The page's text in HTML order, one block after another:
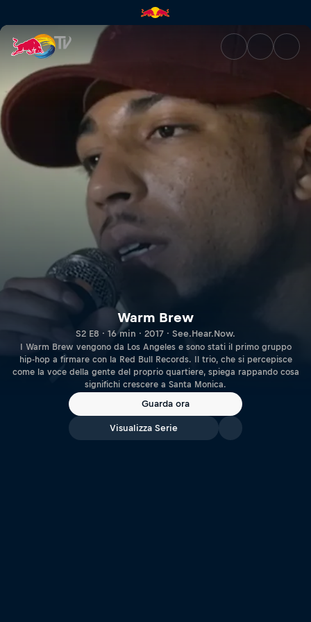
Warm Brew | Red Bull TV
Warm Brew
S2 E8 · 16 min · 2017 · See.Hear.Now.
I Warm Brew vengono da Los Angeles e sono stati il primo gruppo
hip-hop a firmare con la Red Bull Records. Il trio, che si percepisce
come la voce della gente del proprio quartiere, spiega rappando cosa
significhi crescere a Santa Monica.
Guarda ora
Visualizza Serie